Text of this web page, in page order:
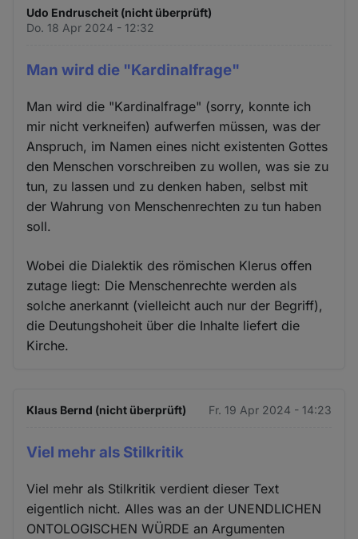
Udo Endruscheit (nicht überprüft)
Do. 18 Apr 2024 - 12:32
Man wird die "Kardinalfrage"
Man wird die "Kardinalfrage" (sorry, konnte ich
mir nicht verkneifen) aufwerfen müssen, was der
Anspruch, im Namen eines nicht existenten Gottes
den Menschen vorschreiben zu wollen, was sie zu
tun, zu lassen und zu denken haben, selbst mit
der Wahrung von Menschenrechten zu tun haben
soll.
Wobei die Dialektik des römischen Klerus offen
zutage liegt: Die Menschenrechte werden als
solche anerkannt (vielleicht auch nur der Begriff),
die Deutungshoheit über die Inhalte liefert die
Kirche.
Klaus Bernd (nicht überprüft) Fr. 19 Apr 2024 - 14:23
Viel mehr als Stilkritik
Viel mehr als Stilkritik verdient dieser Text
eigentlich nicht. Alles was an der UNENDLICHEN
ONTOLOGISCHEN WÜRDE an Argumenten